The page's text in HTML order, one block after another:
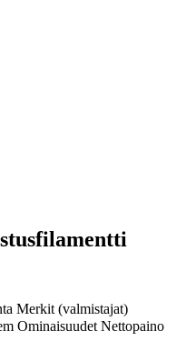
Merkit (valmistajat)
Ominaisuudet Nettopaino